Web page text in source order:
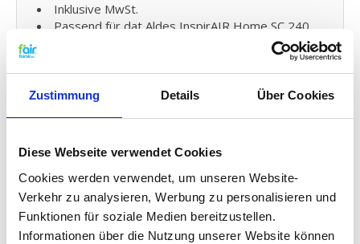
Zustimmung Details Über Cookies
Diese Webseite verwendet Cookies
Cookies werden verwendet, um unseren Website-
Verkehr zu analysieren, Werbung zu personalisieren und
Funktionen für soziale Medien bereitzustellen.
Informationen über die Nutzung unserer Website können
Inklusive MwSt.
Passend für dat Aldes InspirAIR Home SC 240
Artikelnummer 11023340, 1102332, 11023326,
Abmessungen ca. 178 x 185 x 5 mm (G4
Drahtrahm Filter)
Abmessungen ca. 178 x 185 x 49 mm (F7 en F9
casettes)
Extra Vorteile:
5% Rabatt beim Ankauf von 2 oder mehreren